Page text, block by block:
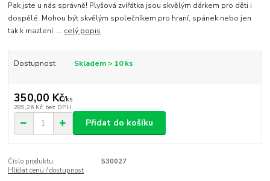
Pak jste u nás správně! Plyšová zvířátka jsou skvělým dárkem pro děti i
dospělé. Mohou být skvělým společníkem pro hraní, spánek nebo jen
tak k mazlení. ... celý popis
Dostupnost Skladem > 10 ks
350,00 Kč/ks
289,26 Kč bez DPH
Přidat do košíku
Číslo produktu:
530027
Hlídat cenu / dostupnost